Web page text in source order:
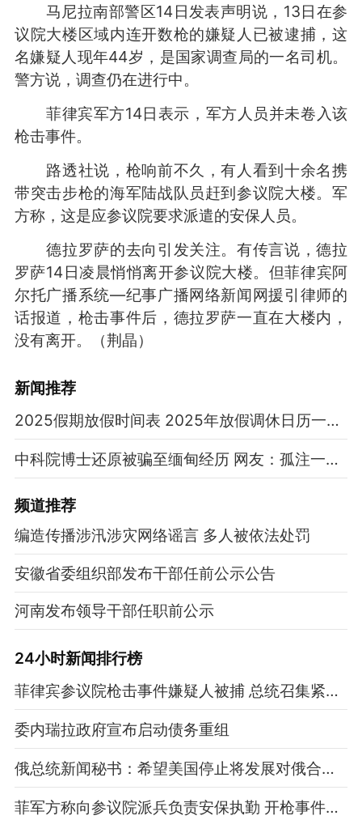
马尼拉南部警区14日发表声明说，13日在参
议院大楼区域内连开数枪的嫌疑人已被逮捕，这
名嫌疑人现年44岁，是国家调查局的一名司机。
警方说，调查仍在进行中。
菲律宾军方14日表示，军方人员并未卷入该
枪击事件。
路透社说，枪响前不久，有人看到十余名携
带突击步枪的海军陆战队员赶到参议院大楼。军
方称，这是应参议院要求派遣的安保人员。
德拉罗萨的去向引发关注。有传言说，德拉
罗萨14日凌晨悄悄离开参议院大楼。但菲律宾阿
尔托广播系统—纪事广播网络新闻网援引律师的
话报道，枪击事件后，德拉罗萨一直在大楼内，
没有离开。（荆晶）
新闻推荐
2025假期放假时间表 2025年放假调休日历一览表
中科院博士还原被骗至缅甸经历 网友：孤注一掷现实版
频道推荐
编造传播涉汛涉灾网络谣言 多人被依法处罚
安徽省委组织部发布干部任前公示公告
河南发布领导干部任职前公示
24小时新闻排行榜
菲律宾参议院枪击事件嫌疑人被捕 总统召集紧急会议
委内瑞拉政府宣布启动债务重组
俄总统新闻秘书：希望美国停止将发展对俄合作与乌克兰问题挂钩
菲军方称向参议院派兵负责安保执勤 开枪事件仍在调查